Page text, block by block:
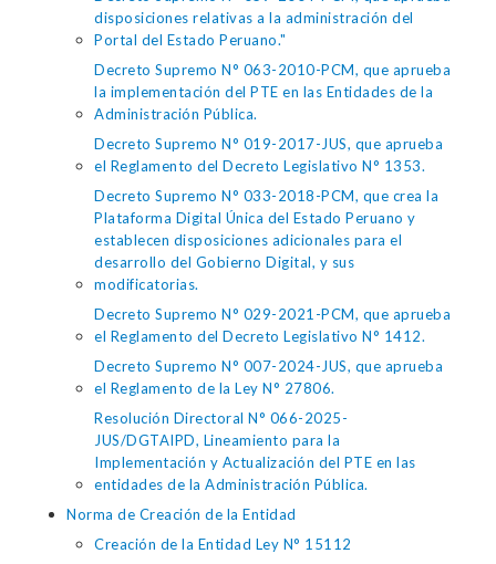
disposiciones relativas a la administración del
Portal del Estado Peruano."
Decreto Supremo N° 063-2010-PCM, que aprueba
la implementación del PTE en las Entidades de la
Administración Pública.
Decreto Supremo N° 019-2017-JUS, que aprueba
el Reglamento del Decreto Legislativo N° 1353.
Decreto Supremo N° 033-2018-PCM, que crea la
Plataforma Digital Única del Estado Peruano y
establecen disposiciones adicionales para el
desarrollo del Gobierno Digital, y sus
modificatorias.
Decreto Supremo N° 029-2021-PCM, que aprueba
el Reglamento del Decreto Legislativo N° 1412.
Decreto Supremo N° 007-2024-JUS, que aprueba
el Reglamento de la Ley N° 27806.
Resolución Directoral N° 066-2025-
JUS/DGTAIPD, Lineamiento para la
Implementación y Actualización del PTE en las
entidades de la Administración Pública.
Norma de Creación de la Entidad
Creación de la Entidad Ley N° 15112